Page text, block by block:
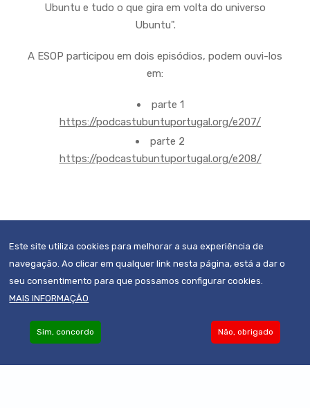
Ubuntu e tudo o que gira em volta do universo
Ubuntu".
A ESOP participou em dois episódios, podem ouvi-los
em:
parte 1
https://podcastubuntuportugal.org/e207/
parte 2
https://podcastubuntuportugal.org/e208/
Become an Associate
Este site utiliza cookies para melhorar a sua experiência de
navegação. Ao clicar em qualquer link nesta página, está a dar o
seu consentimento para que possamos configurar cookies.
MAIS INFORMAÇÃO
Não, obrigado
Sim, concordo